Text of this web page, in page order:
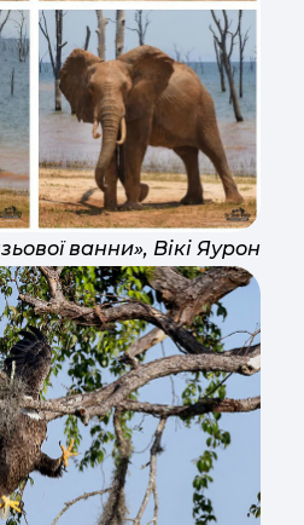
ванни», Вікі Яурон